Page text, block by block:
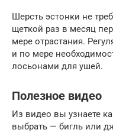
Шерсть эстонки не
щеткой раз в месяц
мере отрастания.
и по мере
лосьонами для ушей.
Полезное видео
Из видео вы узнаете
выбрать — бигль или